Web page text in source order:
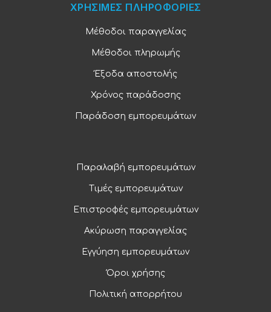
ΧΡΗΣΙΜΕΣ ΠΛΗΡΟΦΟΡΙΕΣ
Μέθοδοι παραγγελίας
Μέθοδοι πληρωμής
Έξοδα αποστολής
Χρόνος παράδοσης
Παράδοση εμπορευμάτων
Παραλαβή εμπορευμάτων
Τιμές εμπορευμάτων
Επιστροφές εμπορευμάτων
Ακύρωση παραγγελίας
Εγγύηση εμπορευμάτων
Όροι χρήσης
Πολιτική απορρήτου